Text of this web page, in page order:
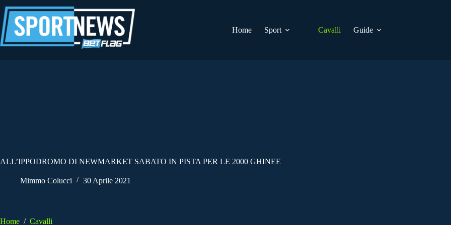
al
contenuto
Home
Sport Cavalli Guide
ALL’IPPODROMO DI NEWMARKET SABATO IN PISTA PER LE 2000 GHINEE
Mimmo Colucci 30 Aprile 2021
Home / Cavalli